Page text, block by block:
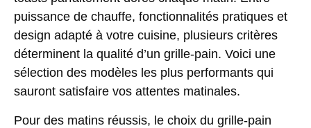
puissance de chauffe, fonctionnalités pratiques et
design adapté à votre cuisine, plusieurs critères
déterminent la qualité d’un grille-pain. Voici une
sélection des modèles les plus performants qui
sauront satisfaire vos attentes matinales.
Pour des matins réussis, le choix du grille-pain